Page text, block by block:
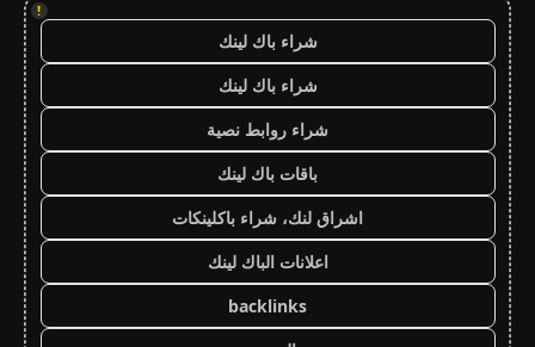
!
شراء باك لينك
شراء باك لينك
شراء روابط نصية
باقات باك لينك
اشراق لنك، شراء باكلينكات
اعلانات الباك لينك
backlinks